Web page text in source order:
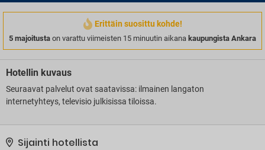
Erittäin suosittu kohde!
5 majoitusta on varattu viimeisten 15 minuutin aikana kaupungista Ankara
Hotellin kuvaus
Seuraavat palvelut ovat saatavissa: ilmainen langaton
internetyhteys, televisio julkisissa tiloissa.
Sijainti hotellista